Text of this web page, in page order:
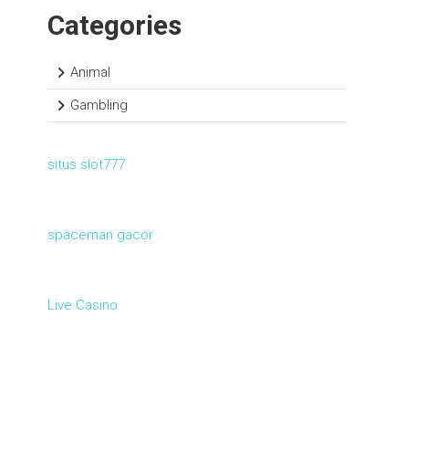
Categories
Animal
Gambling
situs slot777
spaceman gacor
Live Casino